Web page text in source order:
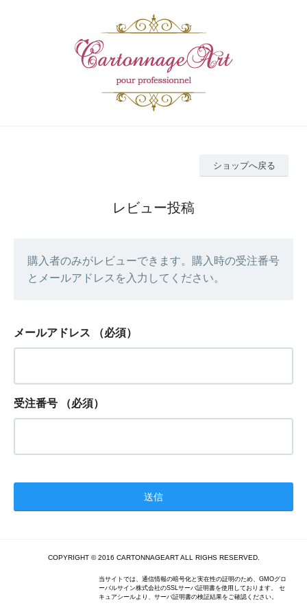
ショップへ戻る
レビュー投稿
購入者のみがレビューできます。購入時の受注番号
とメールアドレスを入力してください。
メールアドレス （必須）
受注番号 （必須）
COPYRIGHT © 2016 CARTONNAGEART ALL RIGHS RESERVED.
当サイトでは、通信情報の暗号化と実在性の証明のため、GMOグロ
ーバルサイン株式会社のSSLサーバ証明書を使用しております。 セ
キュアシールより、サーバ証明書の検証結果をご確認ください。